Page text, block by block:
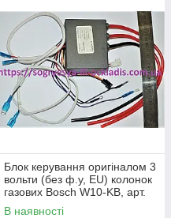
Блок керування оригіналом 3
вольти (без ф.у, EU) колонок
газових Bosch W10-KB, арт.
8716459358, к.з. 0360/2
В наявності